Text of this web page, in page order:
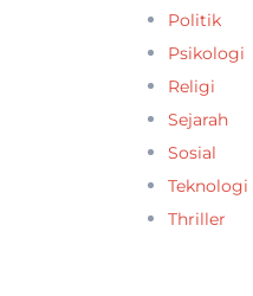
Politik
Psikologi
Religi
Sejarah
Sosial
Teknologi
Thriller